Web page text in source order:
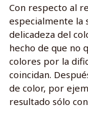
Con respecto al
especialmente la
delicadeza del
hecho de que no
colores por la
coincidan.
de color, por
resultado sólo